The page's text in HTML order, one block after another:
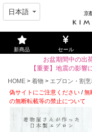
京
新商品 セール
お盆期間中の出
【重要】地震の影響
HOME
着物
エプロン・割
偽サイトにご注意ください /無
の無断転載等の禁止について